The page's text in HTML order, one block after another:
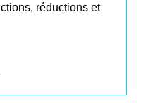
réductions et